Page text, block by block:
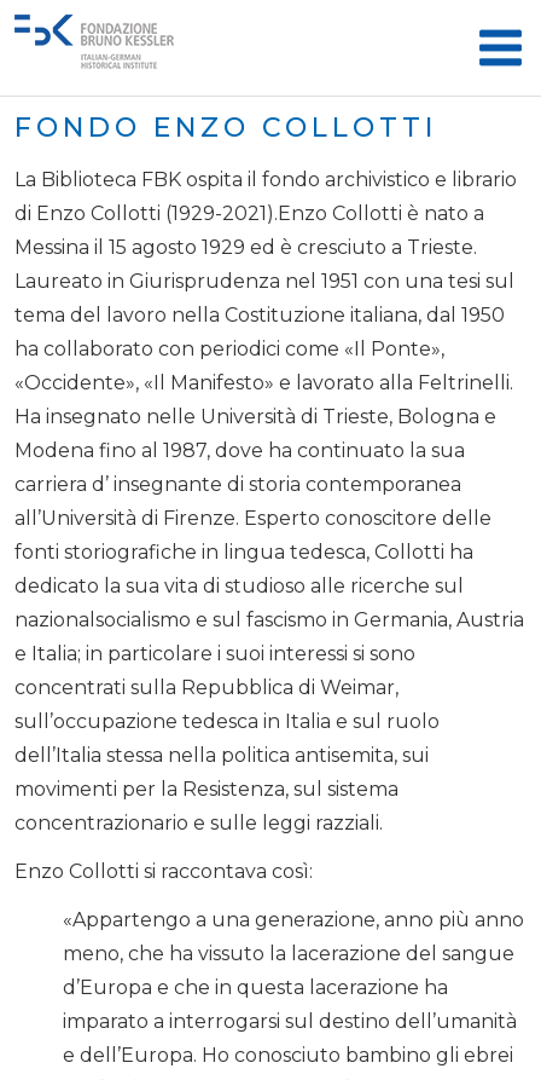
FONDO ENZO COLLOTTI
La Biblioteca FBK ospita il fondo archivistico e librario
di Enzo Collotti (1929-2021).Enzo Collotti è nato a
Messina il 15 agosto 1929 ed è cresciuto a Trieste.
Laureato in Giurisprudenza nel 1951 con una tesi sul
tema del lavoro nella Costituzione italiana, dal 1950
ha collaborato con periodici come «Il Ponte»,
«Occidente», «Il Manifesto» e lavorato alla Feltrinelli.
Ha insegnato nelle Università di Trieste, Bologna e
Modena fino al 1987, dove ha continuato la sua
carriera d’ insegnante di storia contemporanea
all’Università di Firenze. Esperto conoscitore delle
fonti storiografiche in lingua tedesca, Collotti ha
dedicato la sua vita di studioso alle ricerche sul
nazionalsocialismo e sul fascismo in Germania, Austria
e Italia; in particolare i suoi interessi si sono
concentrati sulla Repubblica di Weimar,
sull’occupazione tedesca in Italia e sul ruolo
dell’Italia stessa nella politica antisemita, sui
movimenti per la Resistenza, sul sistema
concentrazionario e sulle leggi razziali.
Enzo Collotti si raccontava così:
«Appartengo a una generazione, anno più anno
meno, che ha vissuto la lacerazione del sangue
d’Europa e che in questa lacerazione ha
imparato a interrogarsi sul destino dell’umanità
e dell’Europa. Ho conosciuto bambino gli ebrei